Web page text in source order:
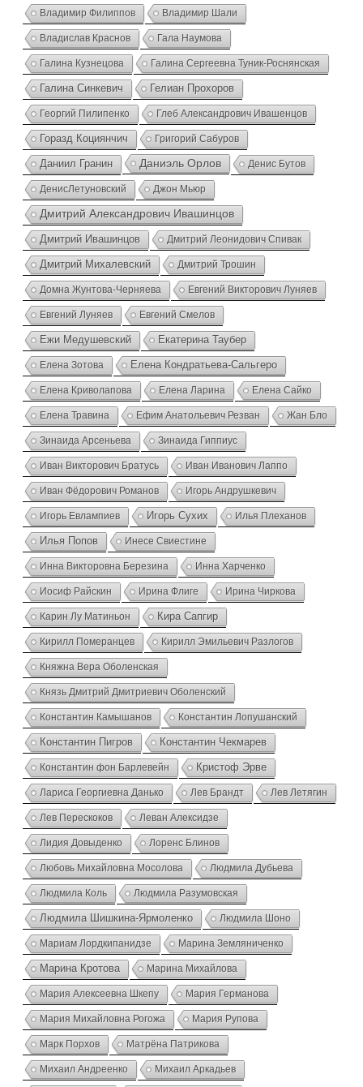
Владимир Филиппов Владимир Шали
Владислав Краснов Гала Наумова
Галина Кузнецова Галина Сергеевна Туник-Роснянская
Галина Синкевич Гелиан Прохоров
Георгий Пилипенко Глеб Александрович Ивашенцов
Горазд Коциянчич Григорий Сабуров
Даниил Гранин Даниэль Орлов Денис Бутов
ДенисЛетуновский Джон Мьюр
Дмитрий Александрович Ивашинцов
Дмитрий Ивашинцов Дмитрий Леонидович Спивак
Дмитрий Михалевский Дмитрий Трошин
Домна Жунтова-Черняева Евгений Викторович Луняев
Евгений Луняев Евгений Смелов
Ежи Медушевский Екатерина Таубер
Елена Зотова Елена Кондратьева-Сальгеро
Елена Криволапова Елена Лари­на Елена Сайко
Елена Травина Ефим Анатольевич Резван Жан Бло
Зинаида Арсеньева Зинаида Гиппиус
Иван Викторович Братусь Иван Иванович Лаппо
Иван Фёдорович Романов Игорь Андрушкевич
Игорь Евлампиев Игорь Сухих Илья Плеханов
Илья Попов Инесе Свиестине
Инна Викторовна Березина Инна Харченко
Иосиф Райскин Ирина Флиге Ирина Чиркова
Карин Лу Матиньон Кира Сапгир
Кирилл Померанцев Кирилл Эмильевич Разлогов
Княжна Вера Оболенская
Князь Дмитрий Дмитриевич Оболенский
Константин Камышанов Константин Лопушанский
Константин Пигров Константин Чекмарев
Константин фон Барлевейн Кристоф Эрве
Лариса Георгиевна Данько Лев Брандт Лев Летягин
Лев Перескоков Леван Алексидзе
Лидия Довыденко Лоренс Блинов
Любовь Михайловна Мосолова Людмила Дубьева
Людмила Коль Людмила Разумовская
Людмила Шишкина-Ярмоленко Людмила Шоно
Мариам Лордкипанидзе Марина Земляниченко
Марина Кротова Марина Михайлова
Мария Алексеевна Шкепу Мария Германова
Мария Михайловна Рогожа Мария Рупова
Марк Порхов Матрёна Патрикова
Михаил Андреенко Михаил Аркадьев